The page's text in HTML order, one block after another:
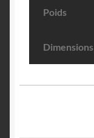
Poids
Dimensions